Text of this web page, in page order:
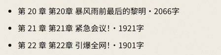
第 20 章 第20章 暴风雨前最后的黎明 · 2066字
第 21 章 第21章 紧急会议！ · 1921字
第 22 章 第22章 引爆全网！ · 1901字